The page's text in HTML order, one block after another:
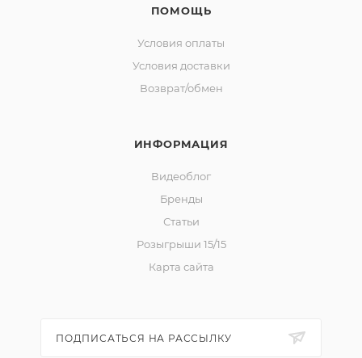
ПОМОЩЬ
Условия оплаты
Условия доставки
Возврат/обмен
ИНФОРМАЦИЯ
Видеоблог
Бренды
Статьи
Розыгрыши 15/15
Карта сайта
ПОДПИСАТЬСЯ НА РАССЫЛКУ